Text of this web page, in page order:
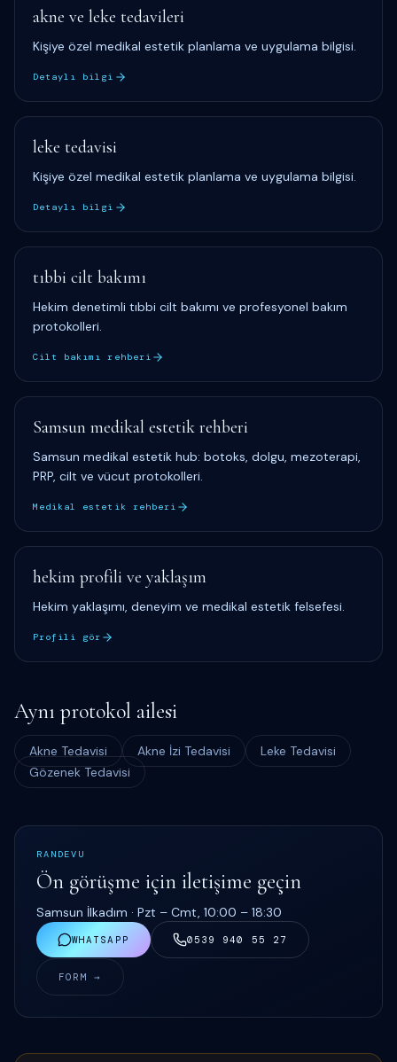
akne ve leke tedavileri
Kişiye özel medikal estetik planlama ve uygulama bilgisi.
Detaylı bilgi
leke tedavisi
Kişiye özel medikal estetik planlama ve uygulama bilgisi.
Detaylı bilgi
tıbbi cilt bakımı
Hekim denetimli tıbbi cilt bakımı ve profesyonel bakım
protokolleri.
Cilt bakımı rehberi
Samsun medikal estetik rehberi
Samsun medikal estetik hub: botoks, dolgu, mezoterapi,
PRP, cilt ve vücut protokolleri.
Medikal estetik rehberi
hekim profili ve yaklaşım
Hekim yaklaşımı, deneyim ve medikal estetik felsefesi.
Profili gör
Aynı protokol ailesi
Akne Tedavisi Akne İzi Tedavisi
Leke Tedavisi
Gözenek Tedavisi
RANDEVU
Ön görüşme için iletişime geçin
Samsun İlkadım · Pzt – Cmt, 10:00 – 18:30
WHATSAPP 0539 940 55 27
FORM →